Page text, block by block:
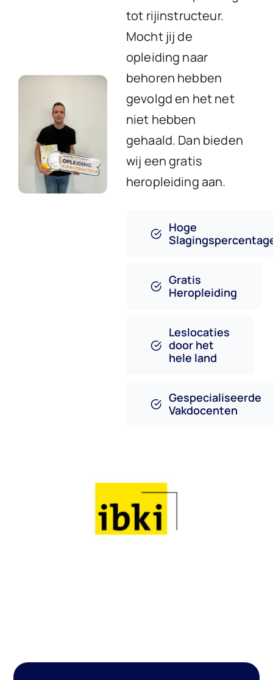
tot rijinstructeur.
Mocht jij de
opleiding naar
behoren hebben
gevolgd en het net
niet hebben
gehaald. Dan bieden
wij een gratis
heropleiding aan.
Hoge
Gratis
Heropleiding
Leslocaties
door het
hele land
Gespecialiseerde
Vakdocenten